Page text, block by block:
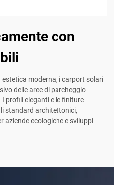
con
estetica moderna, i carport solari
delle aree di parcheggio
profili eleganti e le finiture
standard architettonici,
aziende ecologiche e sviluppi